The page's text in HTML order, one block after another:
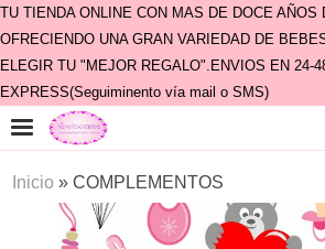
TU TIENDA ONLINE CON MAS DE DOCE AÑOS
OFRECIENDO UNA GRAN VARIEDAD DE
ELEGIR TU "MEJOR REGALO".ENVIOS EN 24-
EXPRESS(Seguiminento vía mail o SMS)
Inicio » COMPLEMENTOS